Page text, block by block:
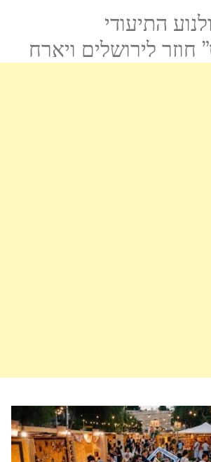
התיעודי
חוזר לירושלים ויארח